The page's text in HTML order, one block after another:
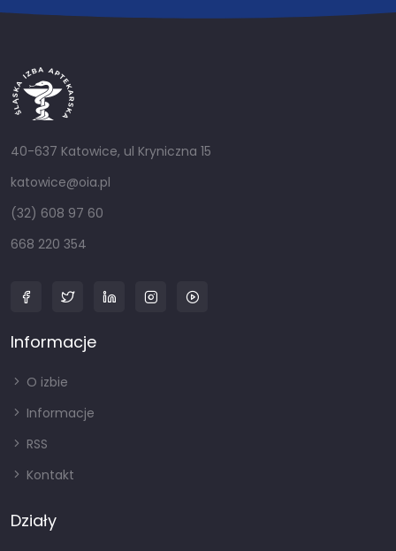
40-637 Katowice, ul Kryniczna 15
katowice@oia.pl
(32) 608 97 60
668 220 354
Informacje
O izbie
Informacje
RSS
Kontakt
Działy